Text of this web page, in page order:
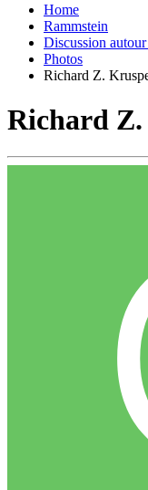
Home
Rammstein
Discussion
Photos
Richard Z.
Richard